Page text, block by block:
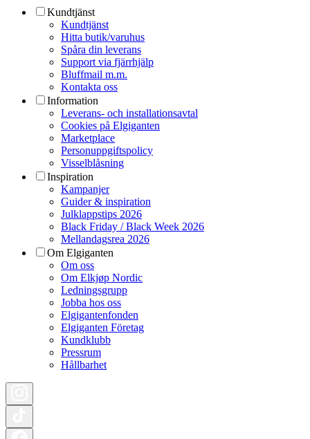
Kundtjänst
Kundtjänst
Hitta butik/varuhus
Spåra din leverans
Support via fjärrhjälp
Bluffmail m.m.
Kontakta oss
Information
Leverans- och installationsavtal
Cookies på Elgiganten
Marketplace
Personuppgiftspolicy
Visselblåsning
Inspiration
Kampanjer
Guider & inspiration
Julklappstips 2026
Black Friday / Black Week 2026
Mellandagsrea 2026
Om Elgiganten
Om oss
Om Elkjøp Nordic
Ledningsgrupp
Jobba hos oss
Elgigantenfonden
Elgiganten Företag
Kundklubb
Pressrum
Hållbarhet